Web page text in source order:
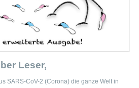
Leser,
SARS-CoV-2 (Corona) die ganze Welt in